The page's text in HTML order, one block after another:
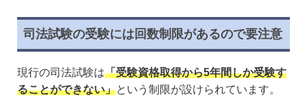
司法試験の受験には回数制限があるので要注意
現行の司法試験は「受験資格取得から5年間しか受験す
ることができない」という制限が設けられています。